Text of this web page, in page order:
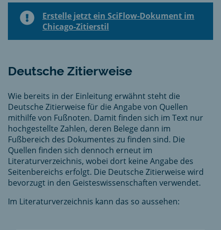
Erstelle jetzt ein SciFlow-Dokument im
Chicago-Zitierstil
Deutsche Zitierweise
Wie bereits in der Einleitung erwähnt steht die
Deutsche Zitierweise für die Angabe von Quellen
mithilfe von Fußnoten. Damit finden sich im Text nur
hochgestellte Zahlen, deren Belege dann im
Fußbereich des Dokumentes zu finden sind. Die
Quellen finden sich dennoch erneut im
Literaturverzeichnis, wobei dort keine Angabe des
Seitenbereichs erfolgt. Die Deutsche Zitierweise wird
bevorzugt in den Geisteswissenschaften verwendet.
Im Literaturverzeichnis kann das so aussehen: